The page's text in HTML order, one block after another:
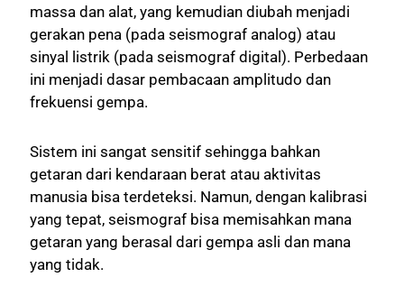
massa dan alat, yang kemudian diubah menjadi
gerakan pena (pada seismograf analog) atau
sinyal listrik (pada seismograf digital). Perbedaan
ini menjadi dasar pembacaan amplitudo dan
frekuensi gempa.
Sistem ini sangat sensitif sehingga bahkan
getaran dari kendaraan berat atau aktivitas
manusia bisa terdeteksi. Namun, dengan kalibrasi
yang tepat, seismograf bisa memisahkan mana
getaran yang berasal dari gempa asli dan mana
yang tidak.